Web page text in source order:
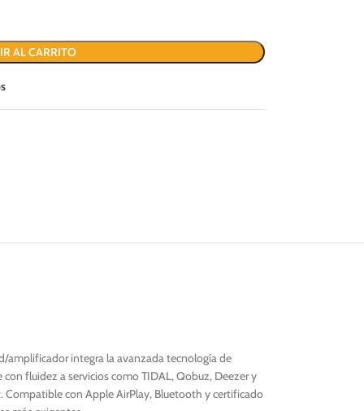
AL CARRITO
amplificador integra la avanzada tecnología de
fluidez a servicios como TIDAL, Qobuz, Deezer y
con Apple AirPlay, Bluetooth y certificado